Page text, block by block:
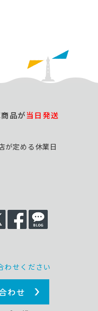
品が当日発送
が定める休業日
わせください
わせ